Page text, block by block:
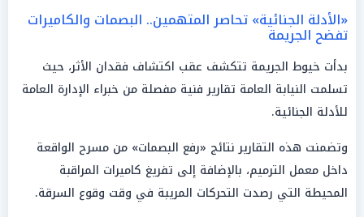
«الأدلة الجنائية» تحاصر المتهمين.. البصمات والكاميرات
تفضح الجريمة
بدأت خيوط الجريمة تتكشف عقب اكتشاف فقدان الأثر، حيث
تسلمت النيابة العامة تقارير فنية مفصلة من خبراء الإدارة العامة
للأدلة الجنائية.
وتضمنت هذه التقارير نتائج «رفع البصمات» من مسرح الواقعة
داخل معمل الترميم، بالإضافة إلى تفريغ كاميرات المراقبة
المحيطة التي رصدت التحركات المريبة في وقت وقوع السرقة.